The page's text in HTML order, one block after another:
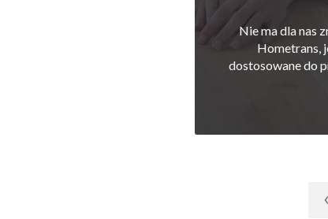
Nie ma dla nas
Hometrans,
dostosowane do
P